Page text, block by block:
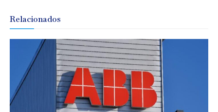
Relacionados